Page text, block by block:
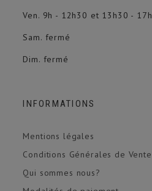
Ven. 9h - 12h30 et 13h30 - 17h
Sam. fermé
Dim. fermé
INFORMATIONS
Mentions légales
Conditions Générales de Vente
Qui sommes nous?